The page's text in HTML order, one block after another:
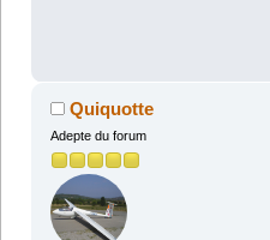
Quiquotte
Adepte du forum